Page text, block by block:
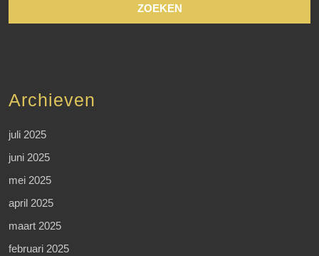
Archieven
juli 2025
juni 2025
mei 2025
april 2025
maart 2025
februari 2025